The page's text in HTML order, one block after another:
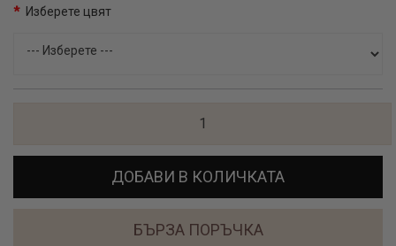
Изберете цвят
ДОБАВИ В КОЛИЧКАТА
БЪРЗА ПОРЪЧКА